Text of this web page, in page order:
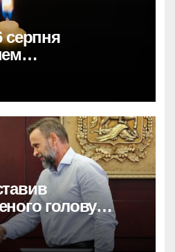
серпня
в жалобі: 6
за
голову
голова